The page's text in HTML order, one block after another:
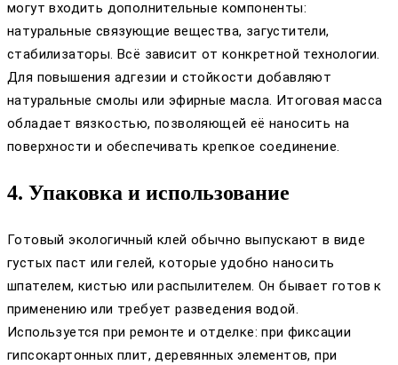
могут входить дополнительные компоненты:
натуральные связующие вещества, загустители,
стабилизаторы. Всё зависит от конкретной технологии.
Для повышения адгезии и стойкости добавляют
натуральные смолы или эфирные масла. Итоговая масса
обладает вязкостью, позволяющей её наносить на
поверхности и обеспечивать крепкое соединение.
4. Упаковка и использование
Готовый экологичный клей обычно выпускают в виде
густых паст или гелей, которые удобно наносить
шпателем, кистью или распылителем. Он бывает готов к
применению или требует разведения водой.
Используется при ремонте и отделке: при фиксации
гипсокартонных плит, деревянных элементов, при